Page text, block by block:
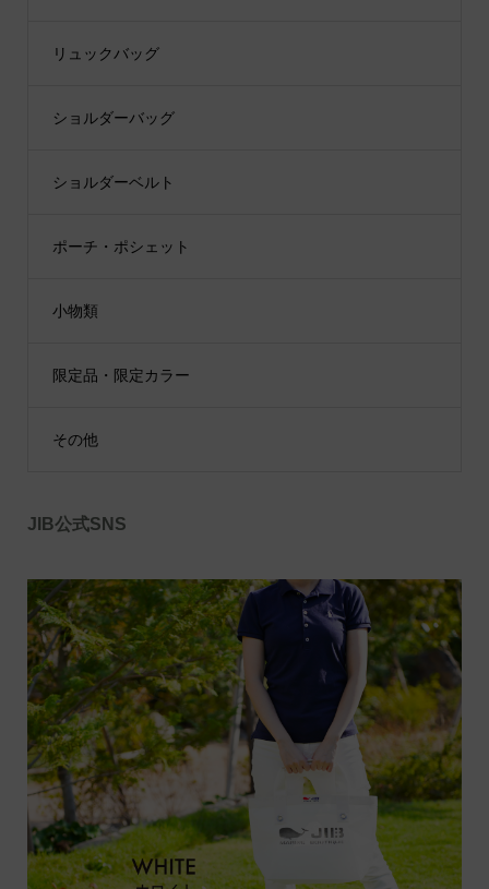
リュックバッグ
ショルダーバッグ
ショルダーベルト
ポーチ・ポシェット
小物類
限定品・限定カラー
その他
JIB公式SNS